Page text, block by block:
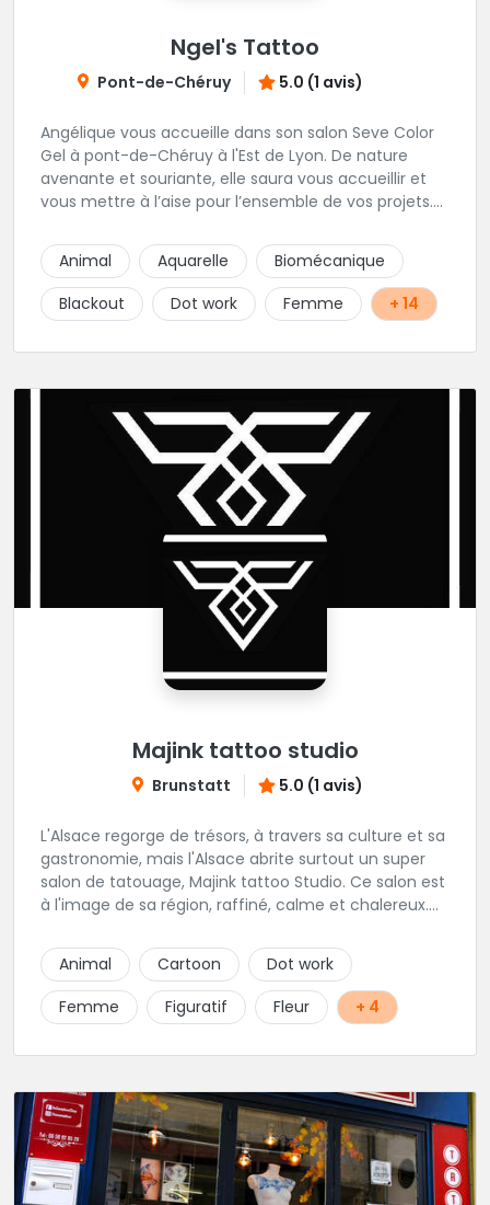
Ngel's Tattoo
Pont-de-Chéruy 5.0 (1 avis)
Angélique vous accueille dans son salon Seve Color
Gel à pont-de-Chéruy à l'Est de Lyon. De nature
avenante et souriante, elle saura vous accueillir et
vous mettre à l’aise pour l’ensemble de vos projets.
tatouages allant des calligraphies, motifs floraux au
réalisme.
Animal Aquarelle
Biomécanique
Blackout
Dot work Femme + 14
Majink tattoo studio
Brunstatt 5.0 (1 avis)
L'Alsace regorge de trésors, à travers sa culture et sa
gastronomie, mais l'Alsace abrite surtout un super
salon de tatouage, Majink tattoo Studio. Ce salon est
à l'image de sa région, raffiné, calme et chalereux.
découvrir son super shop !
Animal Cartoon
Dot work
Femme
Figuratif Fleur + 4